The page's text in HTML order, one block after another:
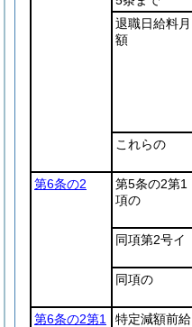
退職日給料月
額
これらの
第6条の2
第5条の2第1
項の
同項第2号イ
同項の
第6条の2第1
特定減額前給